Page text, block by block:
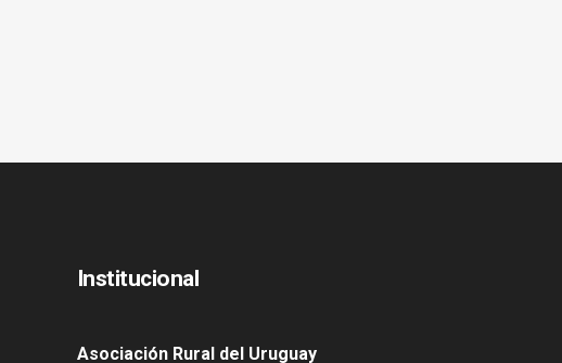
Institucional
Asociación Rural del Uruguay